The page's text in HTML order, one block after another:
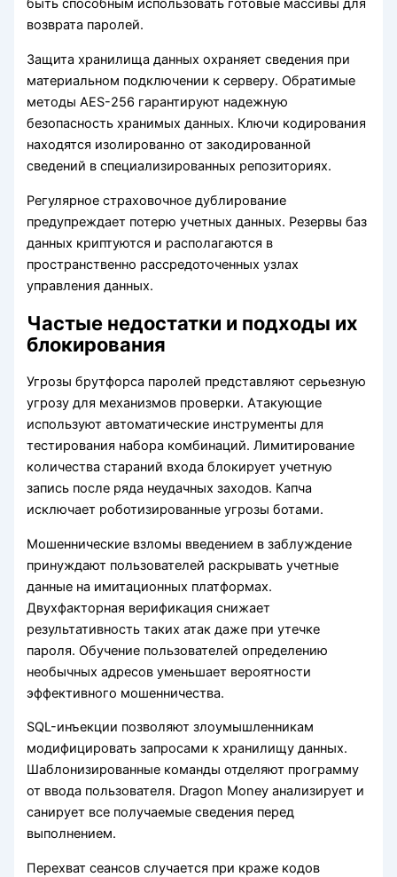
быть способным использовать готовые массивы для
возврата паролей.
Защита хранилища данных охраняет сведения при
материальном подключении к серверу. Обратимые
методы AES-256 гарантируют надежную
безопасность хранимых данных. Ключи кодирования
находятся изолированно от закодированной
сведений в специализированных репозиториях.
Регулярное страховочное дублирование
предупреждает потерю учетных данных. Резервы баз
данных криптуются и располагаются в
пространственно рассредоточенных узлах
управления данных.
Частые недостатки и подходы их
блокирования
Угрозы брутфорса паролей представляют серьезную
угрозу для механизмов проверки. Атакующие
используют автоматические инструменты для
тестирования набора комбинаций. Лимитирование
количества стараний входа блокирует учетную
запись после ряда неудачных заходов. Капча
исключает роботизированные угрозы ботами.
Мошеннические взломы введением в заблуждение
принуждают пользователей раскрывать учетные
данные на имитационных платформах.
Двухфакторная верификация снижает
результативность таких атак даже при утечке
пароля. Обучение пользователей определению
необычных адресов уменьшает вероятности
эффективного мошенничества.
SQL-инъекции позволяют злоумышленникам
модифицировать запросами к хранилищу данных.
Шаблонизированные команды отделяют программу
от ввода пользователя. Dragon Money анализирует и
санирует все получаемые сведения перед
выполнением.
Перехват сеансов случается при краже кодов